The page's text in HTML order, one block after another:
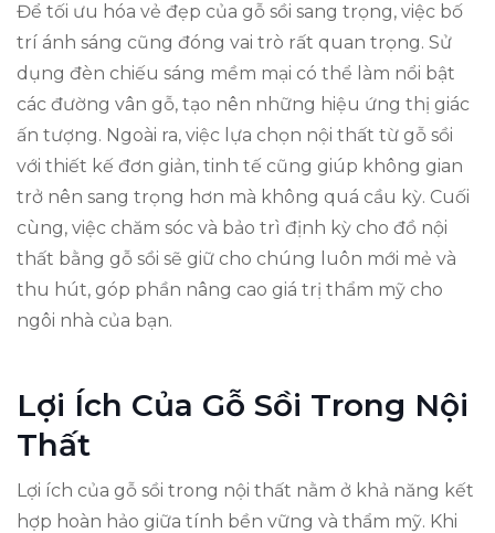
Để tối ưu hóa vẻ đẹp của gỗ sồi sang trọng, việc bố
trí ánh sáng cũng đóng vai trò rất quan trọng. Sử
dụng đèn chiếu sáng mềm mại có thể làm nổi bật
các đường vân gỗ, tạo nên những hiệu ứng thị giác
ấn tượng. Ngoài ra, việc lựa chọn nội thất từ gỗ sồi
với thiết kế đơn giản, tinh tế cũng giúp không gian
trở nên sang trọng hơn mà không quá cầu kỳ. Cuối
cùng, việc chăm sóc và bảo trì định kỳ cho đồ nội
thất bằng gỗ sồi sẽ giữ cho chúng luôn mới mẻ và
thu hút, góp phần nâng cao giá trị thẩm mỹ cho
ngôi nhà của bạn.
Lợi Ích Của Gỗ Sồi Trong Nội
Thất
Lợi ích của gỗ sồi trong nội thất nằm ở khả năng kết
hợp hoàn hảo giữa tính bền vững và thẩm mỹ. Khi